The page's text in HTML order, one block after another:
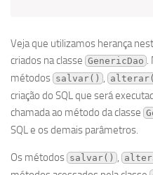
Veja que utilizamos herança
criados na classe GenericDao
métodos salvar()
criação do SQL que será
chamada ao método da classe
SQL e os demais parâmetros.
Os métodos salvar()